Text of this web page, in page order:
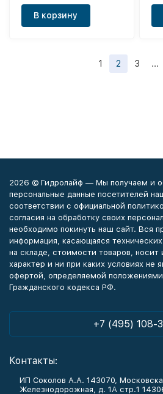
В корзину
1 2 3 ...
2026 © Гидролайф — Мы получаем и
персональные данные посетителей
соответствии с официальной
согласия на обработку своих
необходимо покинуть наш сайт. Вся
информация, касающаяся
на складе, стоимости товаров, носит
характер и ни при каких условиях не
офертой, определяемой
Гражданского кодекса РФ.
+7 (495) 108-
Контакты:
ИП Соколов А.А. 143070,
Железнодорожная, д. 1А стр.1